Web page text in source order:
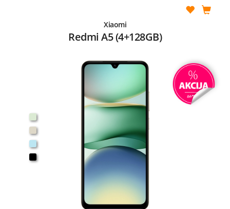
Xiaomi
Redmi A5 (4+128GB)